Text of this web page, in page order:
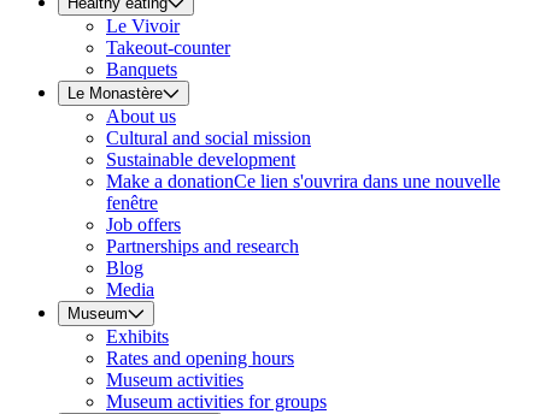
Le Vivoir
Takeout-counter
Banquets
Le Monastère
About us
Cultural and social mission
Sustainable development
Make a donationCe lien s'ouvrira dans une nouvelle
fenêtre
Job offers
Partnerships and research
Blog
Media
Museum
Exhibits
Rates and opening hours
Museum activities
Museum activities for groups